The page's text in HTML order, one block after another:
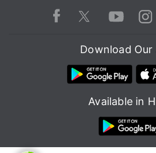
Facebook TwitterYoutube
Download Our
Available in